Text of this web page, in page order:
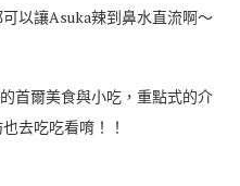
以讓Asuka辣到鼻水直流啊～
首爾美食與小吃，重點式的介
去吃吃看唷！！